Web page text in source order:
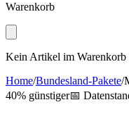
Warenkorb
Kein Artikel im Warenkorb
Home/Bundesland-Pakete/
40% günstiger📅